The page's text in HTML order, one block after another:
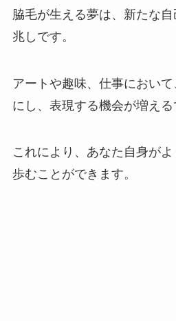
脇毛が生える夢は、新たな
兆しです。
アートや趣味、仕事におい
にし、表現する機会が増える
これにより、あなた自身が
歩むことができます。